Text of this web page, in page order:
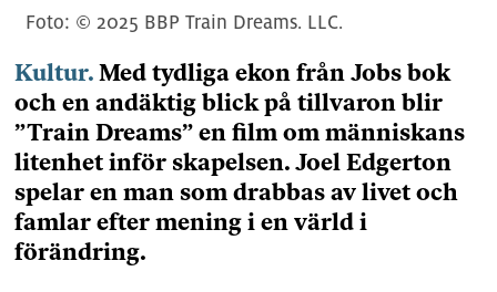
© 2025 BBP Train Dreams. LLC.
Kultur. Med tydliga ekon från Jobs bok
och en andäktig blick på tillvaron blir
”Train Dreams” en film om människans
litenhet inför skapelsen. Joel Edgerton
spelar en man som drabbas av livet och
famlar efter mening i en värld i
förändring.